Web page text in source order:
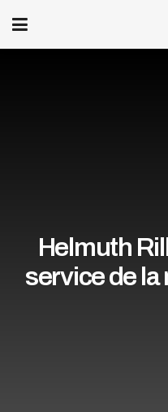
Helmuth
service de